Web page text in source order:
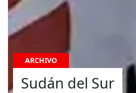
ARCHIVO
Sudán del Sur